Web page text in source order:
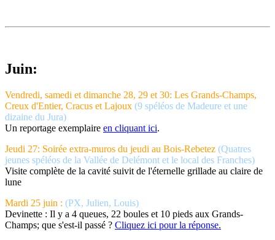
Juin:
Vendredi, samedi et dimanche 28, 29 et 30: Les Grands-Champs,
Creux d'Entier, Cracus et Lajoux (9 spéléos de Madeure et une
dizaine du Jura)
Un reportage exemplaire en cliquant ici.
Jeudi 27: Soirée extra-muros du jeudi au Bois-Rebetez (Quatres
jeunes spéléos de la Vallée de Delémont et le local des Franches)
Visite complète de la cavité suivit de l'éternelle grillade au claire de
lune
Mardi 25 juin : (PX, Julien, Louis)
Devinette : Il y a 4 queues, 22 boules et 10 pieds aux Grands-
Champs; que s'est-il passé ? Cliquez ici pour la réponse.